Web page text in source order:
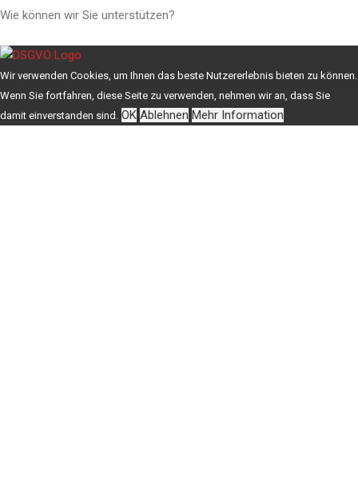
Wie können wir Sie unterstützen?
Wir verwenden Cookies, um Ihnen das beste Nutzererlebnis bieten zu können.
Wenn Sie fortfahren, diese Seite zu verwenden, nehmen wir an, dass Sie
damit einverstanden sind. OK Ablehnen Mehr Information